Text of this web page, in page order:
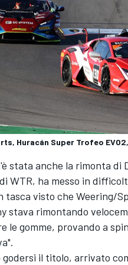
Huracán Super Trofeo
stata anche la rimonta di
WTR, ha messo in
tasca visto che Weering/
stava rimontando
le gomme, provando a
il titolo, arrivato